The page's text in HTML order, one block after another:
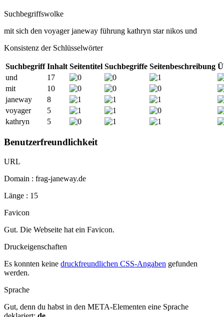
Suchbegriffswolke
mit sich den voyager janeway führung kathryn star nikos und
Konsistenz der Schlüsselwörter
Suchbegriff Inhalt Seitentitel Suchbegriffe Seitenbeschreibung
und
17
mit
10
janeway
8
voyager
5
kathryn
5
Benutzerfreundlichkeit
URL
Domain : frag-janeway.de
Länge : 15
Favicon
Gut. Die Webseite hat ein Favicon.
Druckeigenschaften
Es konnten keine druckfreundlichen CSS-Angaben gefunden
werden.
Sprache
Gut, denn du habst in den META-Elementen eine Sprache